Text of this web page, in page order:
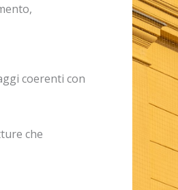
coerenti con
che